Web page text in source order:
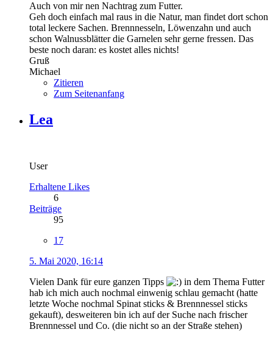
Auch von mir nen Nachtrag zum Futter.
Geh doch einfach mal raus in die Natur, man findet dort schon
total leckere Sachen. Brennnesseln, Löwenzahn und auch
schon Walnussblätter die Garnelen sehr gerne fressen. Das
beste noch daran: es kostet alles nichts!
Gruß
Michael
Zitieren
Zum Seitenanfang
Lea
User
Erhaltene Likes
6
Beiträge
95
17
5. Mai 2020, 16:14
Vielen Dank für eure ganzen Tipps
in dem Thema Futter
hab ich mich auch nochmal einwenig schlau gemacht (hatte
letzte Woche nochmal Spinat sticks & Brennnessel sticks
gekauft), desweiteren bin ich auf der Suche nach frischer
Brennnessel und Co. (die nicht so an der Straße stehen)